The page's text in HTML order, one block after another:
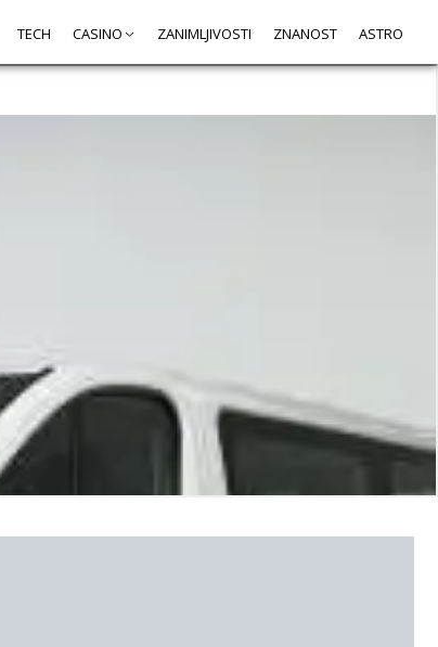
TECH CASINO ZANIMLJIVOSTI ZNANOST ASTRO